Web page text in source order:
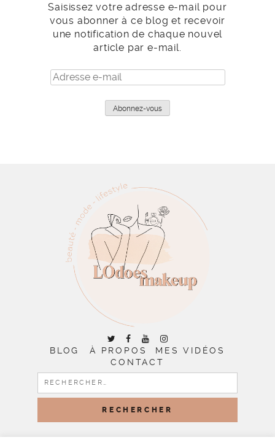
Saisissez votre adresse e-mail pour
vous abonner à ce blog et recevoir
une notification de chaque nouvel
article par e-mail.
Adresse
e-
Abonnez-vous
BLOG À PROPOS
MES VIDÉOS
CONTACT
RECHERCHER :